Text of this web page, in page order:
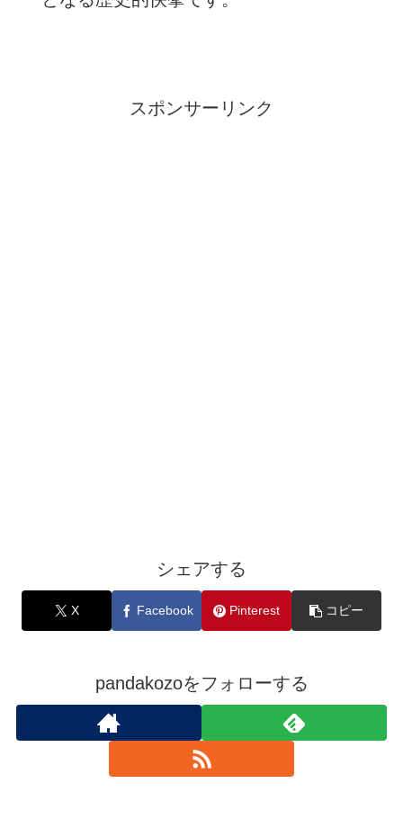
スポンサーリンク
シェアする
X Facebook Pinterest コピー
pandakozoをフォローする